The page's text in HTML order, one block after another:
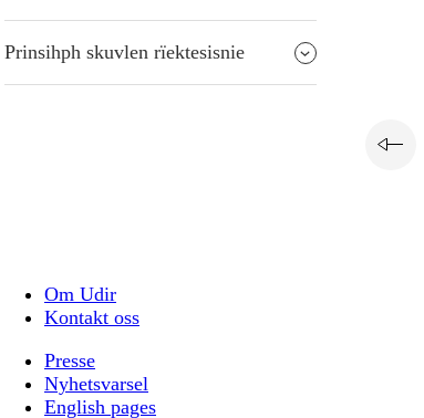
Prinsihph skuvlen rïektesisnie
Om Udir
Kontakt oss
Presse
Nyhetsvarsel
English pages